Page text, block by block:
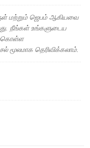
மற்றும் ஜெபம் ஆகியவை
நீங்கள் உங்களுடைய
மூலமாக தெரிவிக்கலாம்.